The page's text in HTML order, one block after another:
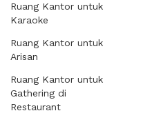
Ruang Kantor untuk
Karaoke
Ruang Kantor untuk
Arisan
Ruang Kantor untuk
Gathering di
Restaurant